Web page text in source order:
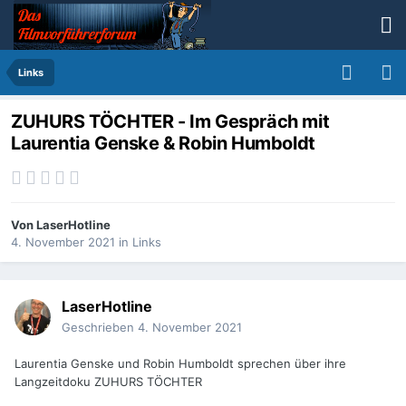
Links
ZUHURS TÖCHTER - Im Gespräch mit
Laurentia Genske & Robin Humboldt
VonLaserHotline
4. November 2021 in Links
LaserHotline
Geschrieben 4. November 2021
Laurentia Genske und Robin Humboldt sprechen über ihre
Langzeitdoku ZUHURS TÖCHTER